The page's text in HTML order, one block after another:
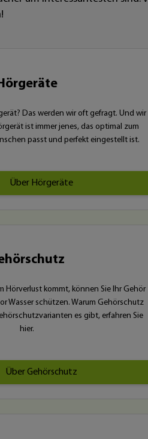
Das werden wir oft gefragt. Und wir
ist immer jenes, das optimal zum
passt und perfekt eingestellt ist.
Über Hörgeräte
Hörverlust kommt, können Sie Ihr Gehör
Wasser schützen. Warum Gehörschutz
es gibt, erfahren Sie
hier.
Über Gehörschutz